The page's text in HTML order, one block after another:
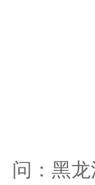
问：黑